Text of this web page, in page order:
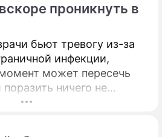
ЭКОНОМИКА
СОННИК
СТИЛЬ ЖИЗНИ
проникнуть в
бьют тревогу из-за
инфекции,
может пересечь
ничего не